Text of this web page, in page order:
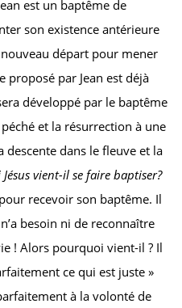
est un baptême de
son existence antérieure
départ pour mener
proposé par Jean est déjà
développé par le baptême
et la résurrection à une
dans le fleuve et la
vient-il se faire baptiser?
recevoir son baptême. Il
besoin ni de reconnaître
! Alors pourquoi vient-il ? Il
ce qui est juste »
à la volonté de